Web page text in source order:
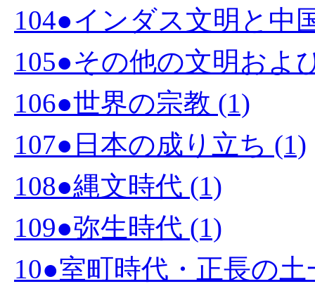
104●インダス文明と中
105●その他の文明およ
106●世界の宗教 (1)
107●日本の成り立ち (1)
108●縄文時代 (1)
109●弥生時代 (1)
10●室町時代・正長の